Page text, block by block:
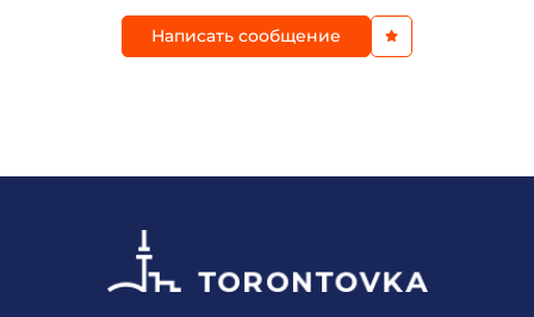
Написать сообщение